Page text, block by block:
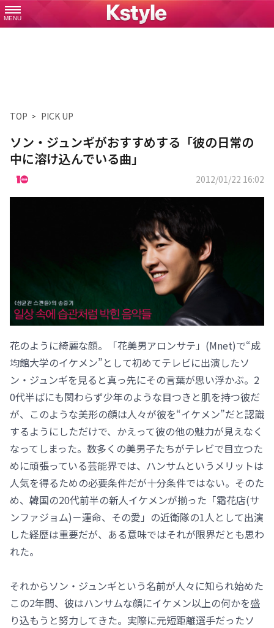
MENU
TOP PICK UP
ソン・ジュンギがおすすめする「彼の日常の
中に溶け込んでいる曲」
2012/01/22 16:02
花のように綺麗な顔。「花美男アロンサテ」(Mnet)で“成
均館大学のイケメン”として初めてテレビに出演したソ
ン・ジュンギを見ると真っ先にその言葉が思い浮かぶ。2
0代半ばにも関わらず少年のような目つきと肌を持つ彼だ
が、このような美形の顔は人々が彼を“イケメン”だと認識
するようにしただけで、かえって彼の他の魅力が見えなく
なってしまった。数多くの美男子たちがテレビで目立つた
めに頑張っている芸能界では、ハンサムというメリットは
人気を得るための必要条件だが十分条件ではない。そのた
め、韓国の20代前半の新人イケメンが揃った「霜花店(サ
ンファジョム)－運命、その愛」の近衛隊の1人として出演
した経歴は重要だが、ある意味ではそれが限界だとも思わ
れた。
それからソン・ジュンギという名前が人々に知られ始めた
この2年間、彼はハンサムな顔にイケメン以上の何かを盛
り込もうと努力してきた。実際に元短距離選手だったソ